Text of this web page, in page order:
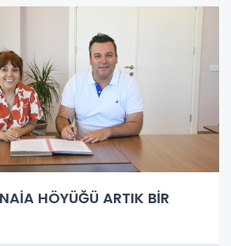
HÖYÜĞÜ ARTIK BİR